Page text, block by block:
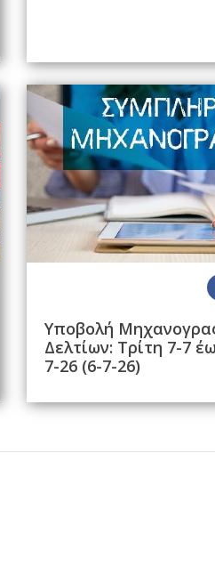
Υποβολή
Δελτίων: Τρίτη 7-7
7-26 (6-7-26)